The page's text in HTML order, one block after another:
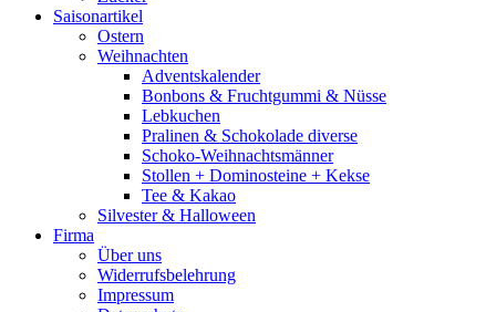
Saisonartikel
Ostern
Weihnachten
Adventskalender
Bonbons & Fruchtgummi & Nüsse
Lebkuchen
Pralinen & Schokolade diverse
Schoko-Weihnachtsmänner
Stollen + Dominosteine + Kekse
Tee & Kakao
Silvester & Halloween
Firma
Über uns
Widerrufsbelehrung
Impressum